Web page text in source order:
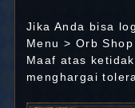
Jika Anda bisa
Menu > Orb
Maaf atas
menghargai